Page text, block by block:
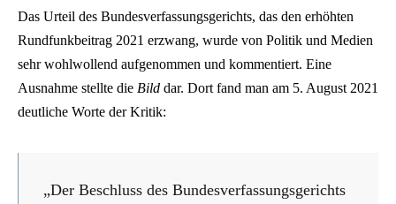
Das Urteil des Bundesverfassungsgerichts, das den erhöhten
Rundfunkbeitrag 2021 erzwang, wurde von Politik und Medien
sehr wohlwollend aufgenommen und kommentiert. Eine
Ausnahme stellte die Bild dar. Dort fand man am 5. August 2021
deutliche Worte der Kritik:
„Der Beschluss des Bundesverfassungsgerichts